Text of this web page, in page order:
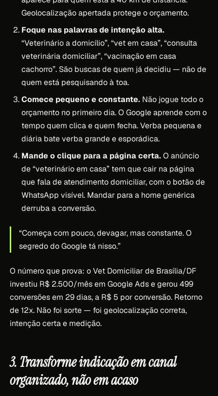
Geolocalização apertada protege o orçamento.
Foque nas palavras de intenção alta.
“Veterinário a domicílio”, “vet em casa”, “consulta
veterinária domiciliar”, “vacinação em casa
cachorro”. São buscas de quem já decidiu — não de
quem está pesquisando à toa.
Comece pequeno e constante. Não jogue todo o
orçamento no primeiro dia. O Google aprende com o
tempo quem clica e quem fecha. Verba pequena e
diária bate verba grande e esporádica.
Mande o clique para a página certa.O anúncio
de “veterinário em casa” tem que cair na página
que fala de atendimento domiciliar, com o botão de
WhatsApp visível. Mandar para a home genérica
derruba a conversão.
“Começa com pouco, devagar, mas constante. O
segredo do Google tá nisso.”
O número que prova: o Vet Domiciliar de Brasília/DF
investiu R$ 2.500/mês em Google Ads e gerou 499
conversões em 29 dias, a R$ 5 por conversão. Retorno
de 12x. Não foi sorte — foi geolocalização correta,
intenção certa e medição.
3. Transforme indicação em canal
organizado, não em acaso